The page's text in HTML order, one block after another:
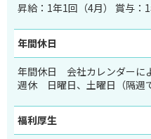
昇給：1年1回（4月） 賞与：1
年間休日
年間休日 会社カレンダーに
週休 日曜日、土曜日（隔週
福利厚生